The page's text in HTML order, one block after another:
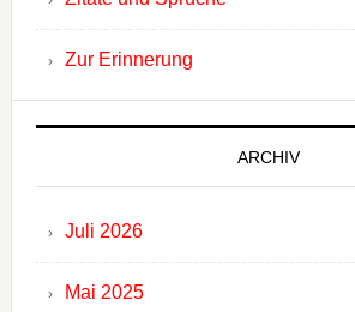
Zur Erinnerung
ARCHIV
Juli 2026
Mai 2025